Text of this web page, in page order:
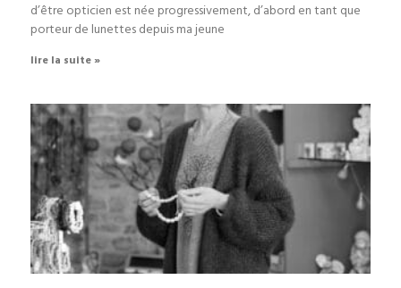
d’être opticien est née progressivement, d’abord en tant que
porteur de lunettes depuis ma jeune
lire la suite »